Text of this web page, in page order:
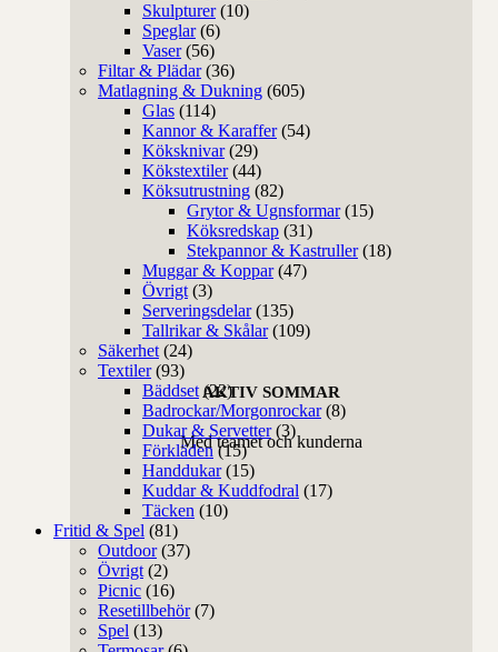
AKTIV SOMMAR
Med teamet och kunderna
Skulpturer (10)
Speglar (6)
Vaser (56)
Filtar & Plädar (36)
Matlagning & Dukning (605)
Glas (114)
Kannor & Karaffer (54)
Köksknivar (29)
Kökstextiler (44)
Köksutrustning (82)
Grytor & Ugnsformar (15)
Köksredskap (31)
Stekpannor & Kastruller (18)
Muggar & Koppar (47)
Övrigt (3)
Serveringsdelar (135)
Tallrikar & Skålar (109)
Säkerhet (24)
Textiler (93)
Bäddset (22)
Badrockar/Morgonrockar (8)
Dukar & Servetter (3)
Förkläden (15)
Handdukar (15)
Kuddar & Kuddfodral (17)
Täcken (10)
Fritid & Spel (81)
Outdoor (37)
Övrigt (2)
Picnic (16)
Resetillbehör (7)
Spel (13)